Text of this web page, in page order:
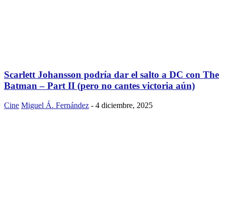
Scarlett Johansson podría dar el salto a DC con The
Batman – Part II (pero no cantes victoria aún)
Cine Miguel Á. Fernández - 4 diciembre, 2025